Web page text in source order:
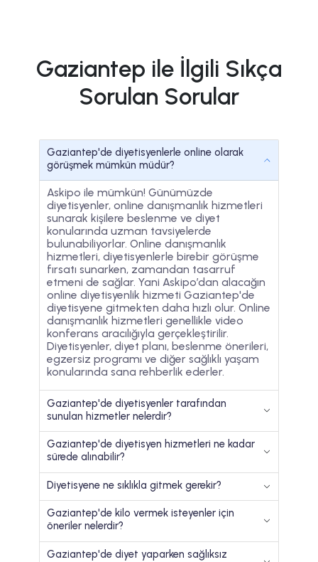
Gaziantep ile İlgili Sıkça
Sorulan Sorular
Gaziantep'de diyetisyenlerle online olarak
görüşmek mümkün müdür?
Askipo ile mümkün! Günümüzde
diyetisyenler, online danışmanlık hizmetleri
sunarak kişilere beslenme ve diyet
konularında uzman tavsiyelerde
bulunabiliyorlar. Online danışmanlık
hizmetleri, diyetisyenlerle birebir görüşme
fırsatı sunarken, zamandan tasarruf
etmeni de sağlar. Yani Askipo’dan alacağın
online diyetisyenlik hizmeti Gaziantep'de
diyetisyene gitmekten daha hızlı olur. Online
danışmanlık hizmetleri genellikle video
konferans aracılığıyla gerçekleştirilir.
Diyetisyenler, diyet planı, beslenme önerileri,
egzersiz programı ve diğer sağlıklı yaşam
konularında sana rehberlik ederler.
Gaziantep'de diyetisyenler tarafından
sunulan hizmetler nelerdir?
Gaziantep'de diyetisyen hizmetleri ne kadar
sürede alınabilir?
Diyetisyene ne sıklıkla gitmek gerekir?
Gaziantep'de kilo vermek isteyenler için
öneriler nelerdir?
Gaziantep'de diyet yaparken sağlıksız